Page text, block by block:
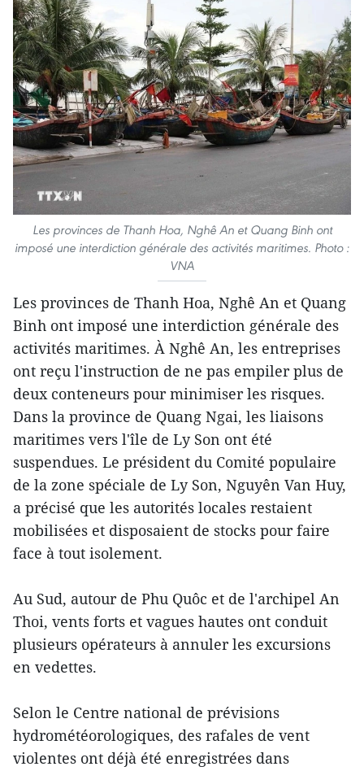
Les provinces de Thanh Hoa, Nghê An et Quang Binh ont
imposé une interdiction générale des activités maritimes. Photo :
VNA
Les provinces de Thanh Hoa, Nghê An et Quang
Binh ont imposé une interdiction générale des
activités maritimes. À Nghê An, les entreprises
ont reçu l'instruction de ne pas empiler plus de
deux conteneurs pour minimiser les risques.
Dans la province de Quang Ngai, les liaisons
maritimes vers l'île de Ly Son ont été
suspendues. Le président du Comité populaire
de la zone spéciale de Ly Son, Nguyên Van Huy,
a précisé que les autorités locales restaient
mobilisées et disposaient de stocks pour faire
face à tout isolement.
Au Sud, autour de Phu Quôc et de l'archipel An
Thoi, vents forts et vagues hautes ont conduit
plusieurs opérateurs à annuler les excursions
en vedettes.
Selon le Centre national de prévisions
hydrométéorologiques, des rafales de vent
violentes ont déjà été enregistrées dans